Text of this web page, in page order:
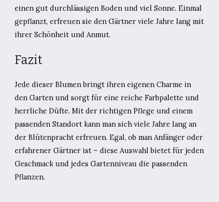
einen gut durchlässigen Boden und viel Sonne. Einmal
gepflanzt, erfreuen sie den Gärtner viele Jahre lang mit
ihrer Schönheit und Anmut.
Fazit
Jede dieser Blumen bringt ihren eigenen Charme in
den Garten und sorgt für eine reiche Farbpalette und
herrliche Düfte. Mit der richtigen Pflege und einem
passenden Standort kann man sich viele Jahre lang an
der Blütenpracht erfreuen. Egal, ob man Anfänger oder
erfahrener Gärtner ist – diese Auswahl bietet für jeden
Geschmack und jedes Gartenniveau die passenden
Pflanzen.